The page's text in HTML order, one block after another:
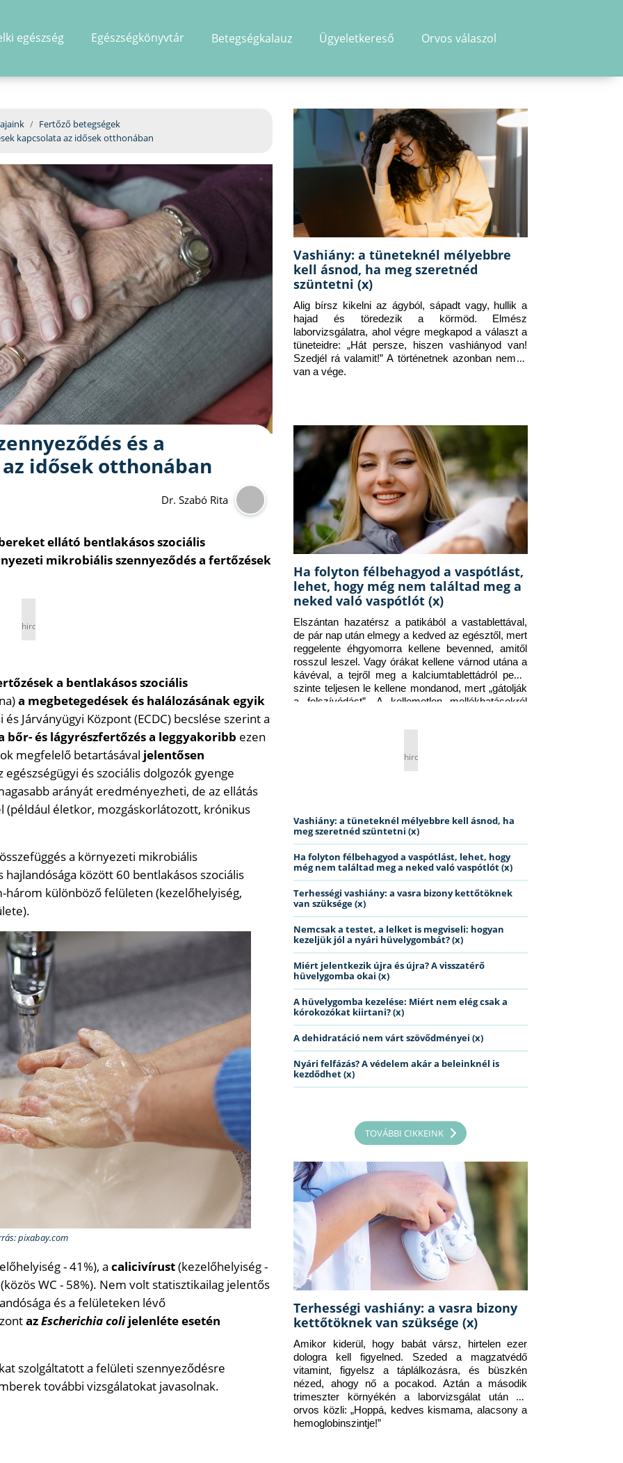
egészség Egészségkönyvtár Betegségkalauz Ügyeletkereső Orvos válaszol
Fertőző betegségek
kapcsolata az idősek otthonában
és a
idősek otthonában
Dr. Szabó Rita
ellátó bentlakásos szociális
mikrobiális szennyeződés a fertőzések
hirdetés
a bentlakásos szociális
a megbetegedések és halálozásának egyik
Járványügyi Központ (ECDC) becslése szerint a
és lágyrészfertőzés a leggyakoribb ezen
megfelelő betartásával jelentősen
egészségügyi és szociális dolgozók gyenge
arányát eredményezheti, de az ellátás
életkor, mozgáskorlátozott, krónikus
a környezeti mikrobiális
között 60 bentlakásos szociális
különböző felületen (kezelőhelyiség,
pixabay.com
- 41%), a calicivírust(kezelőhelyiség -
WC - 58%). Nem volt statisztikailag jelentős
és a felületeken lévő
azEscherichia colijelenléte esetén
szolgáltatott a felületi szennyeződésre
további vizsgálatokat javasolnak.
Vashiány: a tüneteknél mélyebbre
kell ásnod, ha meg szeretnéd
szüntetni (x)
Alig bírsz kikelni az ágyból, sápadt vagy, hullik a
hajad és töredezik a körmöd. Elmész
laborvizsgálatra, ahol végre megkapod a választ a
tüneteidre: „Hát persze, hiszen vashiányod van!
Szedjél rá valamit!” A történetnek azonban nem itt
van a vége.
Ha folyton félbehagyod a vaspótlást,
lehet, hogy még nem találtad meg a
neked való vaspótlót (x)
Elszántan hazatérsz a patikából a vastablettával,
de pár nap után elmegy a kedved az egésztől, mert
reggelente éhgyomorra kellene bevenned, amitől
rosszul leszel. Vagy órákat kellene várnod utána a
kávéval, a tejről meg a kalciumtablettádról pedig
szinte teljesen le kellene mondanod, mert „gátolják
a felszívódást”. A kellemetlen mellékhatásokról
hirdetés
Vashiány: a tüneteknél mélyebbre kell ásnod, ha
meg szeretnéd szüntetni (x)
Ha folyton félbehagyod a vaspótlást, lehet, hogy
még nem találtad meg a neked való vaspótlót (x)
Terhességi vashiány: a vasra bizony kettőtöknek
van szüksége (x)
Nemcsak a testet, a lelket is megviseli: hogyan
kezeljük jól a nyári hüvelygombát? (x)
Miért jelentkezik újra és újra? A visszatérő
hüvelygomba okai (x)
A hüvelygomba kezelése: Miért nem elég csak a
kórokozókat kiirtani? (x)
A dehidratáció nem várt szövődményei (x)
Nyári felfázás? A védelem akár a beleinknél is
kezdődhet (x)
TOVÁBBI CIKKEINK
Terhességi vashiány: a vasra bizony
kettőtöknek van szüksége (x)
Amikor kiderül, hogy babát vársz, hirtelen ezer
dologra kell figyelned. Szeded a magzatvédő
vitamint, figyelsz a táplálkozásra, és büszkén
nézed, ahogy nő a pocakod. Aztán a második
trimeszter környékén a laborvizsgálat után az
orvos közli: „Hoppá, kedves kismama, alacsony a
hemoglobinszintje!”